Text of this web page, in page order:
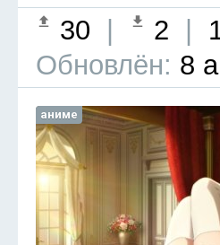
30 2
Обновлён: 8
аниме